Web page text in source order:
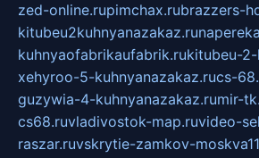
zed-online.rupimchax.rubrazzers-
kitubeu2kuhnyanazakaz.ru
kuhnyaofabrikaufabrik.rukitubeu-
xehyroo-5-kuhnyanazakaz.rucs-
guzywia-4-kuhnyanazakaz.rumir-
cs68.ruvladivostok-map.ruvideo-
raszar.ruvskrytie-zamkov-